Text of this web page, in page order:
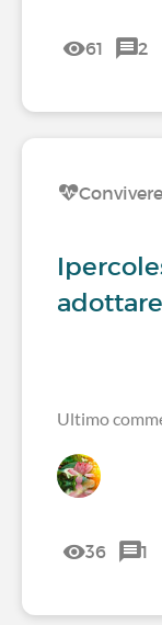
61 2
Ultimo
36 1